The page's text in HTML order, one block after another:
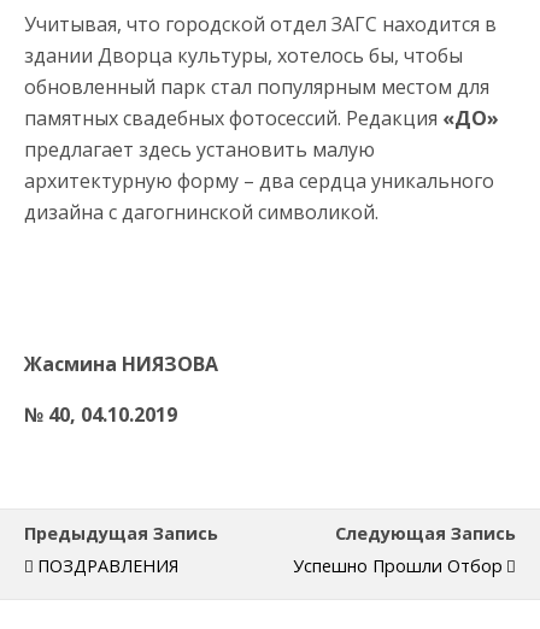
Учитывая, что городской отдел ЗАГС находится в
здании Дворца культуры, хотелось бы, чтобы
обновленный парк стал популярным местом для
памятных свадебных фотосессий. Редакция «ДО»
предлагает здесь установить малую
архитектурную форму – два сердца уникального
дизайна с дагогнинской символикой.
Жасмина НИЯЗОВА
№ 40, 04.10.2019
Предыдущая Запись
ПОЗДРАВЛЕНИЯ
Следующая Запись
Успешно Прошли Отбор